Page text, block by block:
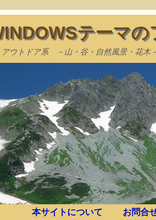
テーマ
アウトドア系 －山・谷・自然風景・花木
本サイトについて お問合